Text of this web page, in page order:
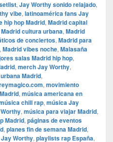
, Jay Worthy sonido relajado,
vibe, latinoamérica fans Jay
hip hop Madrid, Madrid capital
Madrid cultura urbana, Madrid
de conciertos, Madrid para
, Madrid vibes noche, Malasaña
salas Madrid hip hop,
, merch Jay Worthy,
Madrid,
, movimiento
, música americana en
chill rap, música Jay
, música para viajar Madrid,
Madrid, páginas de eventos
, planes fin de semana Madrid,
Worthy, playlists rap España,